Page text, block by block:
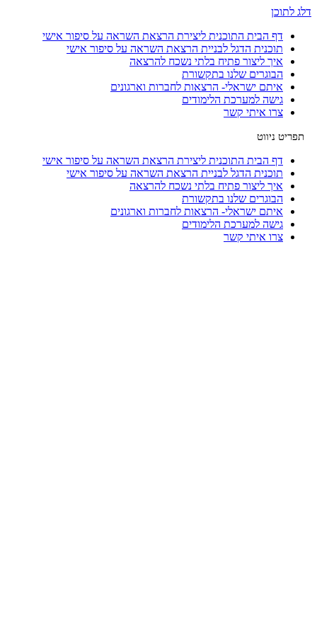
דלג לתוכן
דף הבית התוכנית ליצירת הרצאת השראה על סיפור אישי
תוכנית הדגל לבניית הרצאת השראה על סיפור אישי
איך ליצור פתיח בלתי נשכח להרצאה
הבוגרים שלנו בתקשורת
איתם ישראלי- הרצאות לחברות וארגונים
גישה למערכת הלימודים
צרו איתי קשר
דף הבית התוכנית ליצירת הרצאת השראה על סיפור אישי
תוכנית הדגל לבניית הרצאת השראה על סיפור אישי
איך ליצור פתיח בלתי נשכח להרצאה
הבוגרים שלנו בתקשורת
איתם ישראלי- הרצאות לחברות וארגונים
גישה למערכת הלימודים
צרו איתי קשר